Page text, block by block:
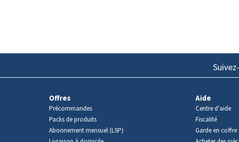
Offres
Précommandes
Packs de produits
Abonnement mensuel (LSP)
Aide
Centre d'aide
Fiscalité
Garde en coffre